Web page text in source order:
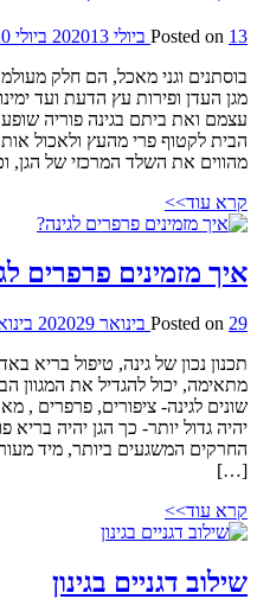
Posted on 13 ביולי 2020 13 ביולי 2020
בוסתנים וגני מאכל, הם חלק
מגן העדן ופירות עץ הדעת ועד
עצמם ואת ביתם בגינה פוריה
הבית לקטוף פרי מהעץ ולאכול
מהווים את השלד המרכזי של הגן,
קרא עוד>>
איך מזמינים פרפרים
Posted on 29 בינואר 2020 29 בינואר 2020
תכנון נכון של גינה, טיפול בריא
מתאימה, יכול להגדיל את המגוון
שונים לגינה- ציפורים, פרפרים ,
יהיה גדול יותר- כך הגן יהיה
החרקים המשגעים ביותר, מיד
[…]
קרא עוד>>
שילוב דגניים בגינון